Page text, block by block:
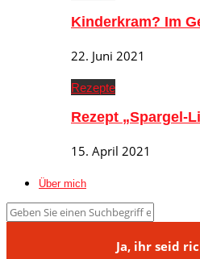
Kinderkram? Im
22. Juni 2021
Rezepte
Rezept „Spargel-
15. April 2021
Über mich
Ja, ihr seid